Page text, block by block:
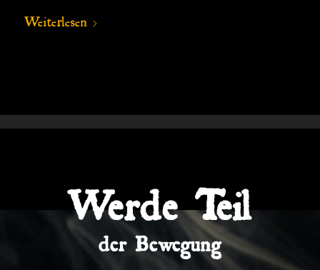
Weiterlesen
Werde Teil
der Bewegung